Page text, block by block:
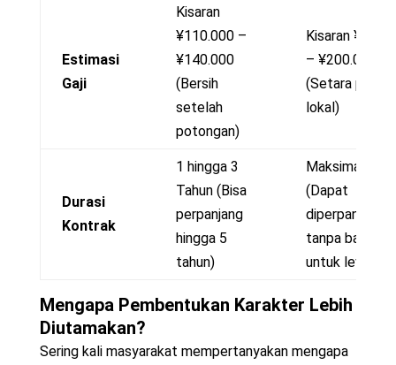
Estimasi
Gaji
Kisaran
¥110.000 –
¥140.000
(Bersih
setelah
potongan)
Kisaran
– ¥200.000+
(Setara
lokal)
Durasi
Kontrak
1 hingga 3
Tahun (Bisa
perpanjang
hingga 5
tahun)
Maksimal 5
(Dapat
diperpanjang
tanpa batas
untuk level 2)
Mengapa Pembentukan Karakter Lebih
Diutamakan?
Sering kali masyarakat mempertanyakan mengapa